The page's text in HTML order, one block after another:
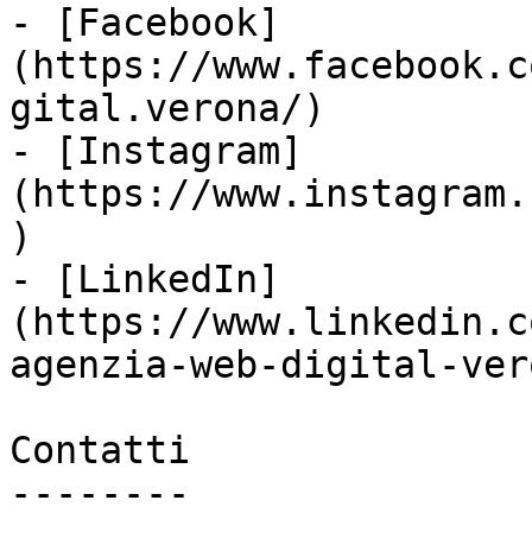
- [Facebook]
(https://
gital.verona/)
- [Instagram]
(https://
)
- [LinkedIn]
(https://
agenzia-web-digital-
Contatti
--------